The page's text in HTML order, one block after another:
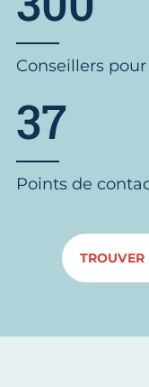
Conseillers
37
Points de
TROUVER